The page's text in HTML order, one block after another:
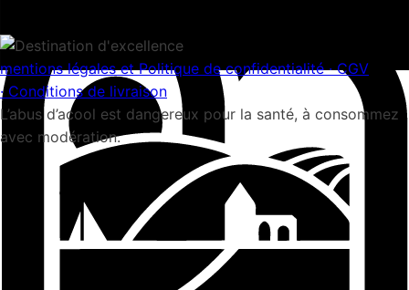
mentions légales et Politique de confidentialité ·CGV
· Conditions de livraison
L’abus d’acool est dangereux pour la santé, à consommez
avec modération.